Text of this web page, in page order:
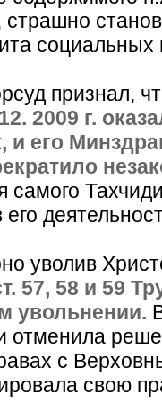
страшно
социальных
признал,
2009 г.
его
самого
уволив
57, 58 и 59
увольнении.
отменила
с
свою